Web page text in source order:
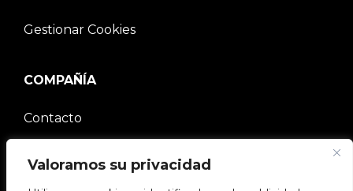
Valoramos su privacidad
Gestionar Cookies
COMPAÑÍA
Contacto
Comunidad V2C